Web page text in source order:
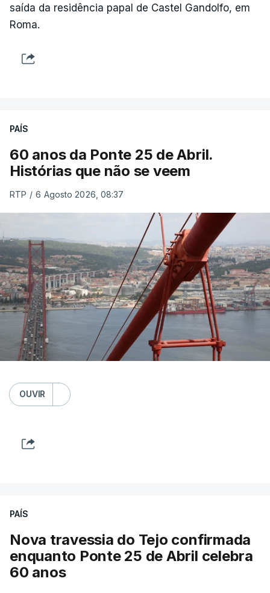
saída da residência papal de Castel Gandolfo, em
Roma.
PAÍS
60 anos da Ponte 25 de Abril.
Histórias que não se veem
RTP / 6 Agosto 2026, 08:37
OUVIR
PAÍS
Nova travessia do Tejo confirmada
enquanto Ponte 25 de Abril celebra
60 anos